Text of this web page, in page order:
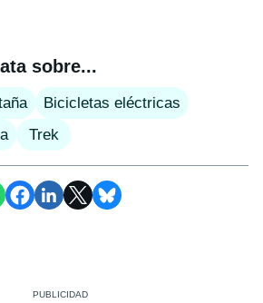
sobre...
Bicicletas eléctricas
Trek